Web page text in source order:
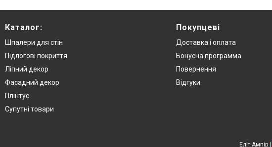
Каталог:
Шпалери для стін
Підлогові покриття
Ліпний декор
Фасадний декор
Плінтус
Супутні товари
Покупцеві
Доставка і оплата
Бонусна программа
Повернення
Відгуки
Еліт Ампір |